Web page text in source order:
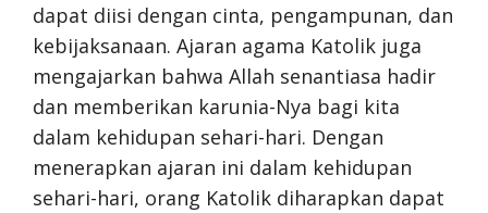
dapat diisi dengan cinta, pengampunan, dan
kebijaksanaan. Ajaran agama Katolik juga
mengajarkan bahwa Allah senantiasa hadir
dan memberikan karunia-Nya bagi kita
dalam kehidupan sehari-hari. Dengan
menerapkan ajaran ini dalam kehidupan
sehari-hari, orang Katolik diharapkan dapat